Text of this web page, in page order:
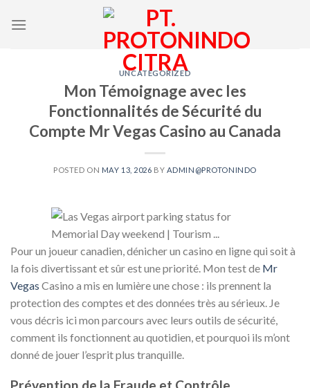
UNCATEGORIZED
Mon Témoignage avec les
Fonctionnalités de Sécurité du
Compte Mr Vegas Casino au Canada
POSTED ON MAY 13, 2026 BY ADMIN@PROTONINDO
Pour un joueur canadien, dénicher un casino en ligne qui soit à
la fois divertissant et sûr est une priorité. Mon test de Mr
Vegas Casino a mis en lumière une chose : ils prennent la
protection des comptes et des données très au sérieux. Je
vous décris ici mon parcours avec leurs outils de sécurité,
comment ils fonctionnent au quotidien, et pourquoi ils m’ont
donné de jouer l’esprit plus tranquille.